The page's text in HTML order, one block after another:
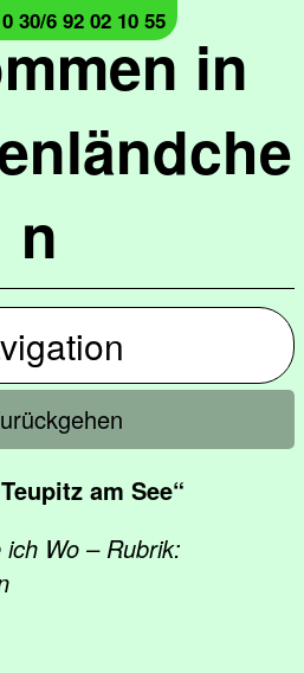
in
n
30/6 92 02 10 55
am See“
Wo – Rubrik: